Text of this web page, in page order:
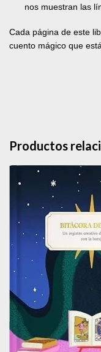
nos muestran las
Cada página de este
cuento mágico que
Productos